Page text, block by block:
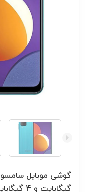
گیگابایت و 4 گیگابایت رم